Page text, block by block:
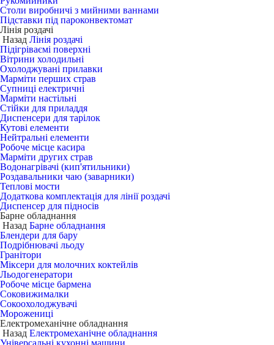
Столи виробничі з мийними ваннами
Підставки під пароконвектомат
Лінія роздачі
Назад Лінія роздачі
Підігріваємі поверхні
Вітрини холодильні
Охолоджувані прилавки
Марміти перших страв
Супниці електричні
Марміти настільні
Стійки для приладдя
Диспенсери для тарілок
Кутові елементи
Нейтральні елементи
Робоче місце касира
Марміти других страв
Водонагрівачі (кип'ятильники)
Роздавальники чаю (заварники)
Теплові мости
Додаткова комплектація для лінії роздачі
Диспенсер для підносів
Барне обладнання
Назад Барне обладнання
Блендери для бару
Подрібнювачі льоду
Гранітори
Міксери для молочних коктейлів
Льодогенератори
Робоче місце бармена
Соковижималки
Сокоохолоджувачі
Морожениці
Електромеханічне обладнання
Назад Електромеханічне обладнання
Універсальні кухонні машини